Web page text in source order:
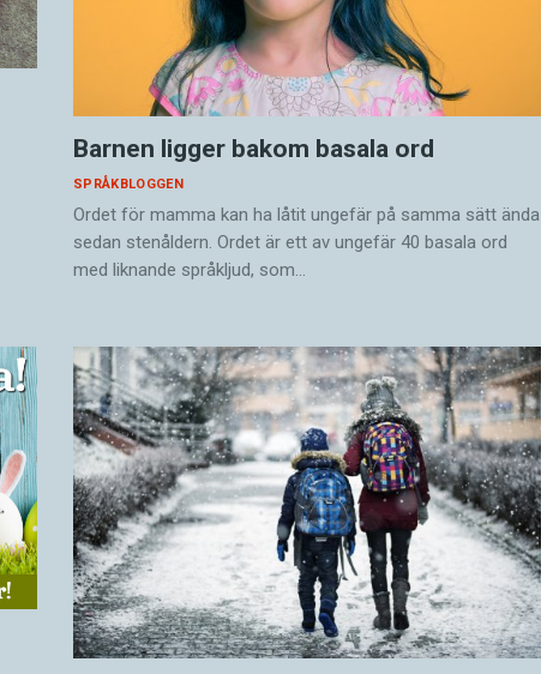
Barnen ligger bakom basala ord
SPRÅKBLOGGEN
Ordet för mamma kan ha låtit ungefär på samma sätt ända
sedan stenåldern. Ordet är ett av ungefär 40 basala ord
med liknande språkljud, som…